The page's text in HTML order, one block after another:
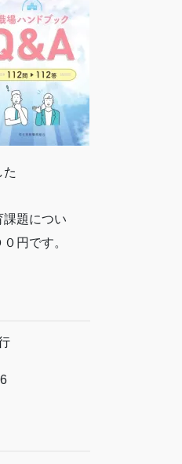
た
題につい
円です。